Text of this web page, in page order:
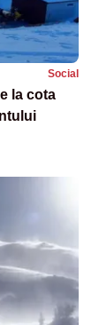
Social
la cota